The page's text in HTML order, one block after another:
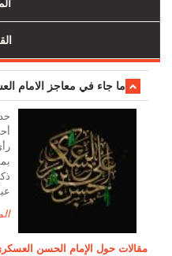
ما جاء في معاجز الامام
مقالات حول الإمام الحسن